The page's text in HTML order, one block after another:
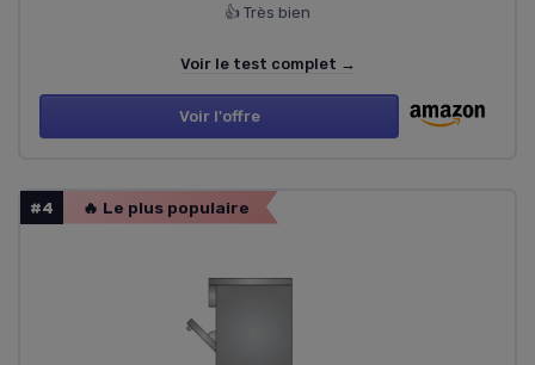
👍 Très bien
Voir le test complet →
Voir l'offre
#4 🔥 Le plus populaire